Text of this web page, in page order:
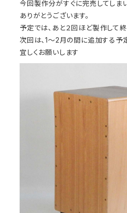
今回製作分がすぐに完売してしまい
ありがとうございます。
予定では、あと２回ほど製作して終
次回は、1〜2月の間に追加する予
宜しくお願いします